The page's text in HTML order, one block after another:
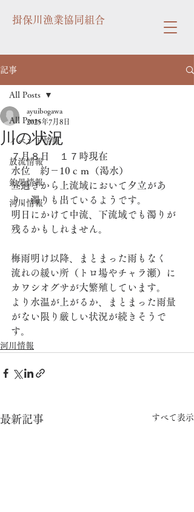
揖保川漁業協同組合
記事
All Posts
イベント情報
放流情報
釣果情報
河川情報
All Posts
川の状況
ayuibogawa
2025年7月8日
７月８日　１７時現在
水位　約－10ｃｍ（渇水）
昼過ぎから上流域において夕立があ
り、濁りも出ているようです。
明日にかけて中流、下流域でも濁りが
残るかもしれません。
梅雨明け以降、まとまった雨もなく
流れの緩い所（トロ場やチャラ瀬）に
カワシオグサが大繁殖しています。
より水温が上がるか、まとまった雨量
がない限り厳しい状況が続きそうで
す。
河川情報
最新記事 すべて表示